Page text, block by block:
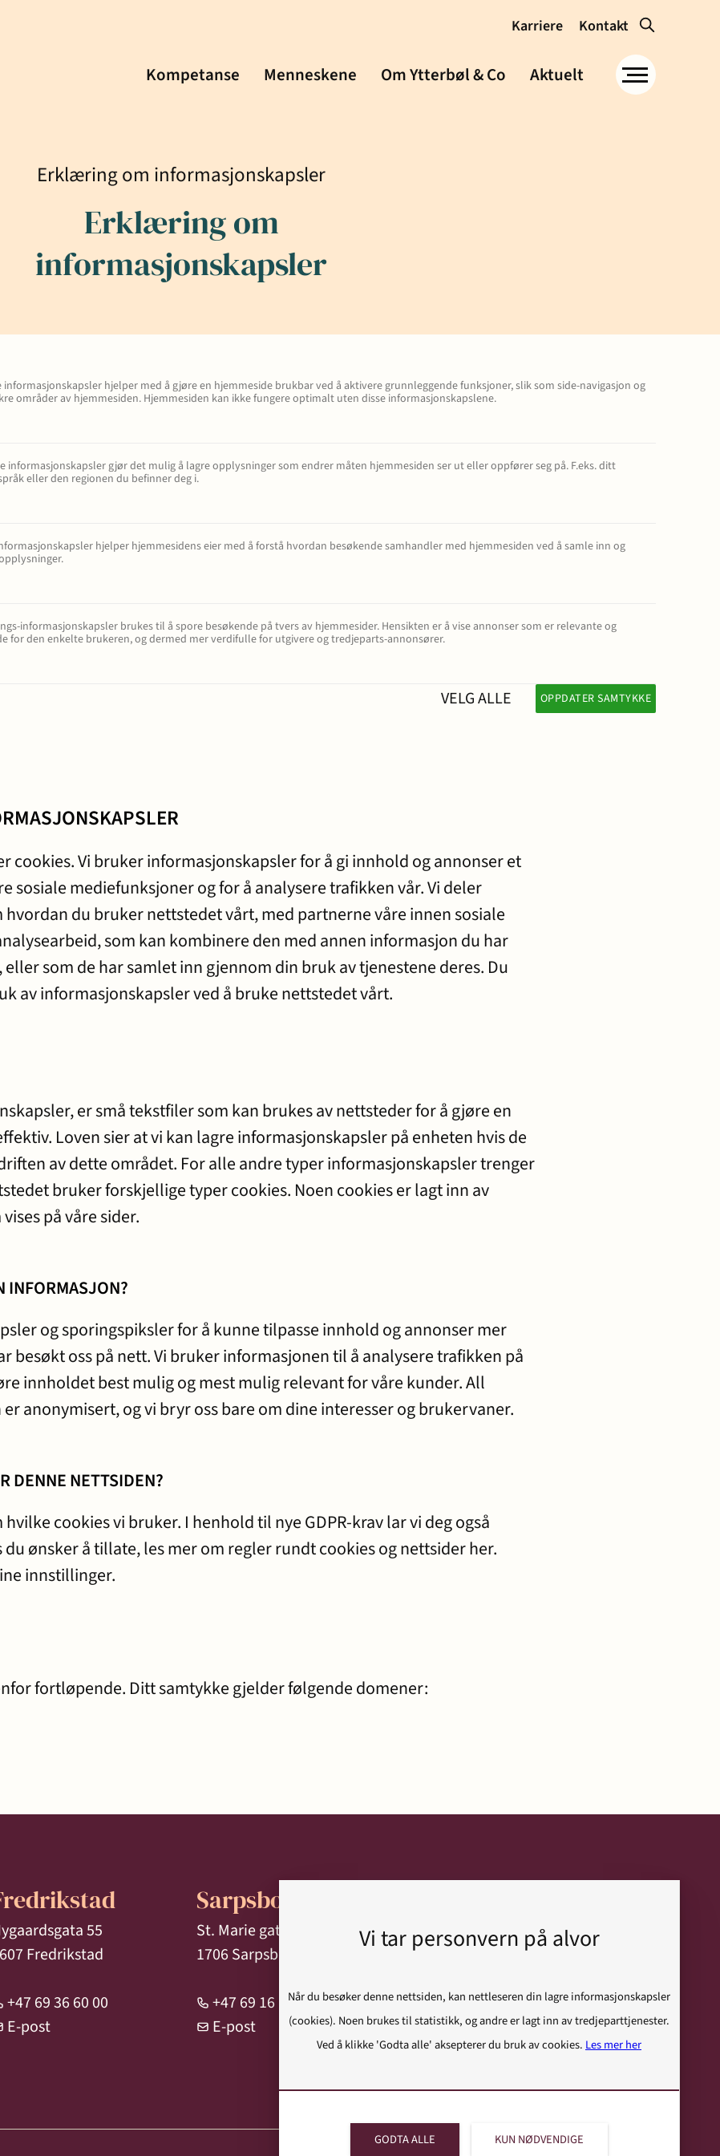
Karriere Kontakt
Kompetanse Menneskene Om Ytterbøl & Co Aktuelt
Erklæring om informasjonskapsler
Erklæring om
informasjonskapsler
informasjonskapsler hjelper med å gjøre en hjemmeside brukbar ved å aktivere grunnleggende funksjoner, slik som side-navigasjon og
områder av hjemmesiden. Hjemmesiden kan ikke fungere optimalt uten disse informasjonskapslene.
informasjonskapsler gjør det mulig å lagre opplysninger som endrer måten hjemmesiden ser ut eller oppfører seg på. F.eks. ditt
eller den regionen du befinner deg i.
hjelper hjemmesidens eier med å forstå hvordan besøkende samhandler med hjemmesiden ved å samle inn og
informasjonskapsler brukes til å spore besøkende på tvers av hjemmesider. Hensikten er å vise annonser som er relevante og
for den enkelte brukeren, og dermed mer verdifulle for utgivere og tredjeparts-annonsører.
VELG ALLE
cookies. Vi bruker informasjonskapsler for å gi innhold og annonser et
sosiale mediefunksjoner og for å analysere trafikken vår. Vi deler
du bruker nettstedet vårt, med partnerne våre innen sosiale
som kan kombinere den med annen informasjon du har
som de har samlet inn gjennom din bruk av tjenestene deres. Du
av informasjonskapsler ved å bruke nettstedet vårt.
er små tekstfiler som kan brukes av nettsteder for å gjøre en
Loven sier at vi kan lagre informasjonskapsler på enheten hvis de
av dette området. For alle andre typer informasjonskapsler trenger
bruker forskjellige typer cookies. Noen cookies er lagt inn av
på våre sider.
INFORMASJON?
og sporingspiksler for å kunne tilpasse innhold og annonser mer
besøkt oss på nett. Vi bruker informasjonen til å analysere trafikken på
innholdet best mulig og mest mulig relevant for våre kunder. All
anonymisert, og vi bryr oss bare om dine interesser og brukervaner.
DENNE NETTSIDEN?
cookies vi bruker. I henhold til nye GDPR-krav lar vi deg også
ønsker å tillate, les mer om regler rundt cookies og nettsider her.
innstillinger.
fortløpende. Ditt samtykke gjelder følgende domener:
55
Fredrikstad
+47 69 36 60 00
E-post
Sarpsborg
St. Marie gate 96/98
1706 Sarpsborg
+47 69 16 18 00
E-post
Gudes gate 10
1530 Moss
+47 69 20 69 50
E-post
Menneskene
Kontakt
Aktuelt
Karriere
miljø
Prisopplysninger
Samarbeidspartnere
Ta kontakt
Vi tar personvern på alvor
Når du besøker denne nettsiden, kan nettleseren din lagre informasjonskapsler
(cookies). Noen brukes til statistikk, og andre er lagt inn av tredjeparttjenester.
Ved å klikke 'Godta alle' aksepterer du bruk av cookies. Les mer her
GODTA ALLE KUN NØDVENDIGE